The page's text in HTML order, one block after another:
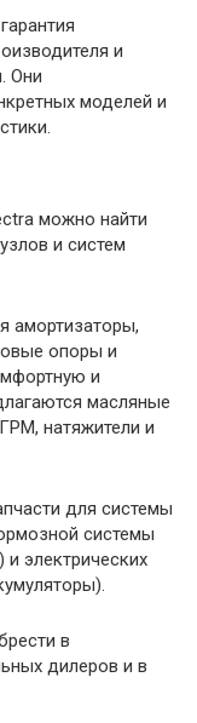
и
Они
моделей и
можно найти
и систем
амортизаторы,
опоры и
и
масляные
натяжители и
для системы
системы
электрических
в
дилеров и в